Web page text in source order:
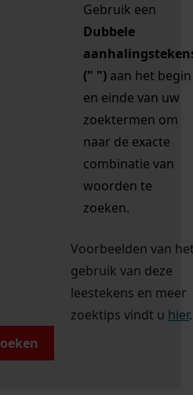
Gebruik een
Dubbele
(" ") aan het begin
en einde van uw
zoektermen om
naar de exacte
combinatie van
woorden te
zoeken.
Voorbeelden van
gebruik van deze
leestekens en meer
zoektips vindt u hier.